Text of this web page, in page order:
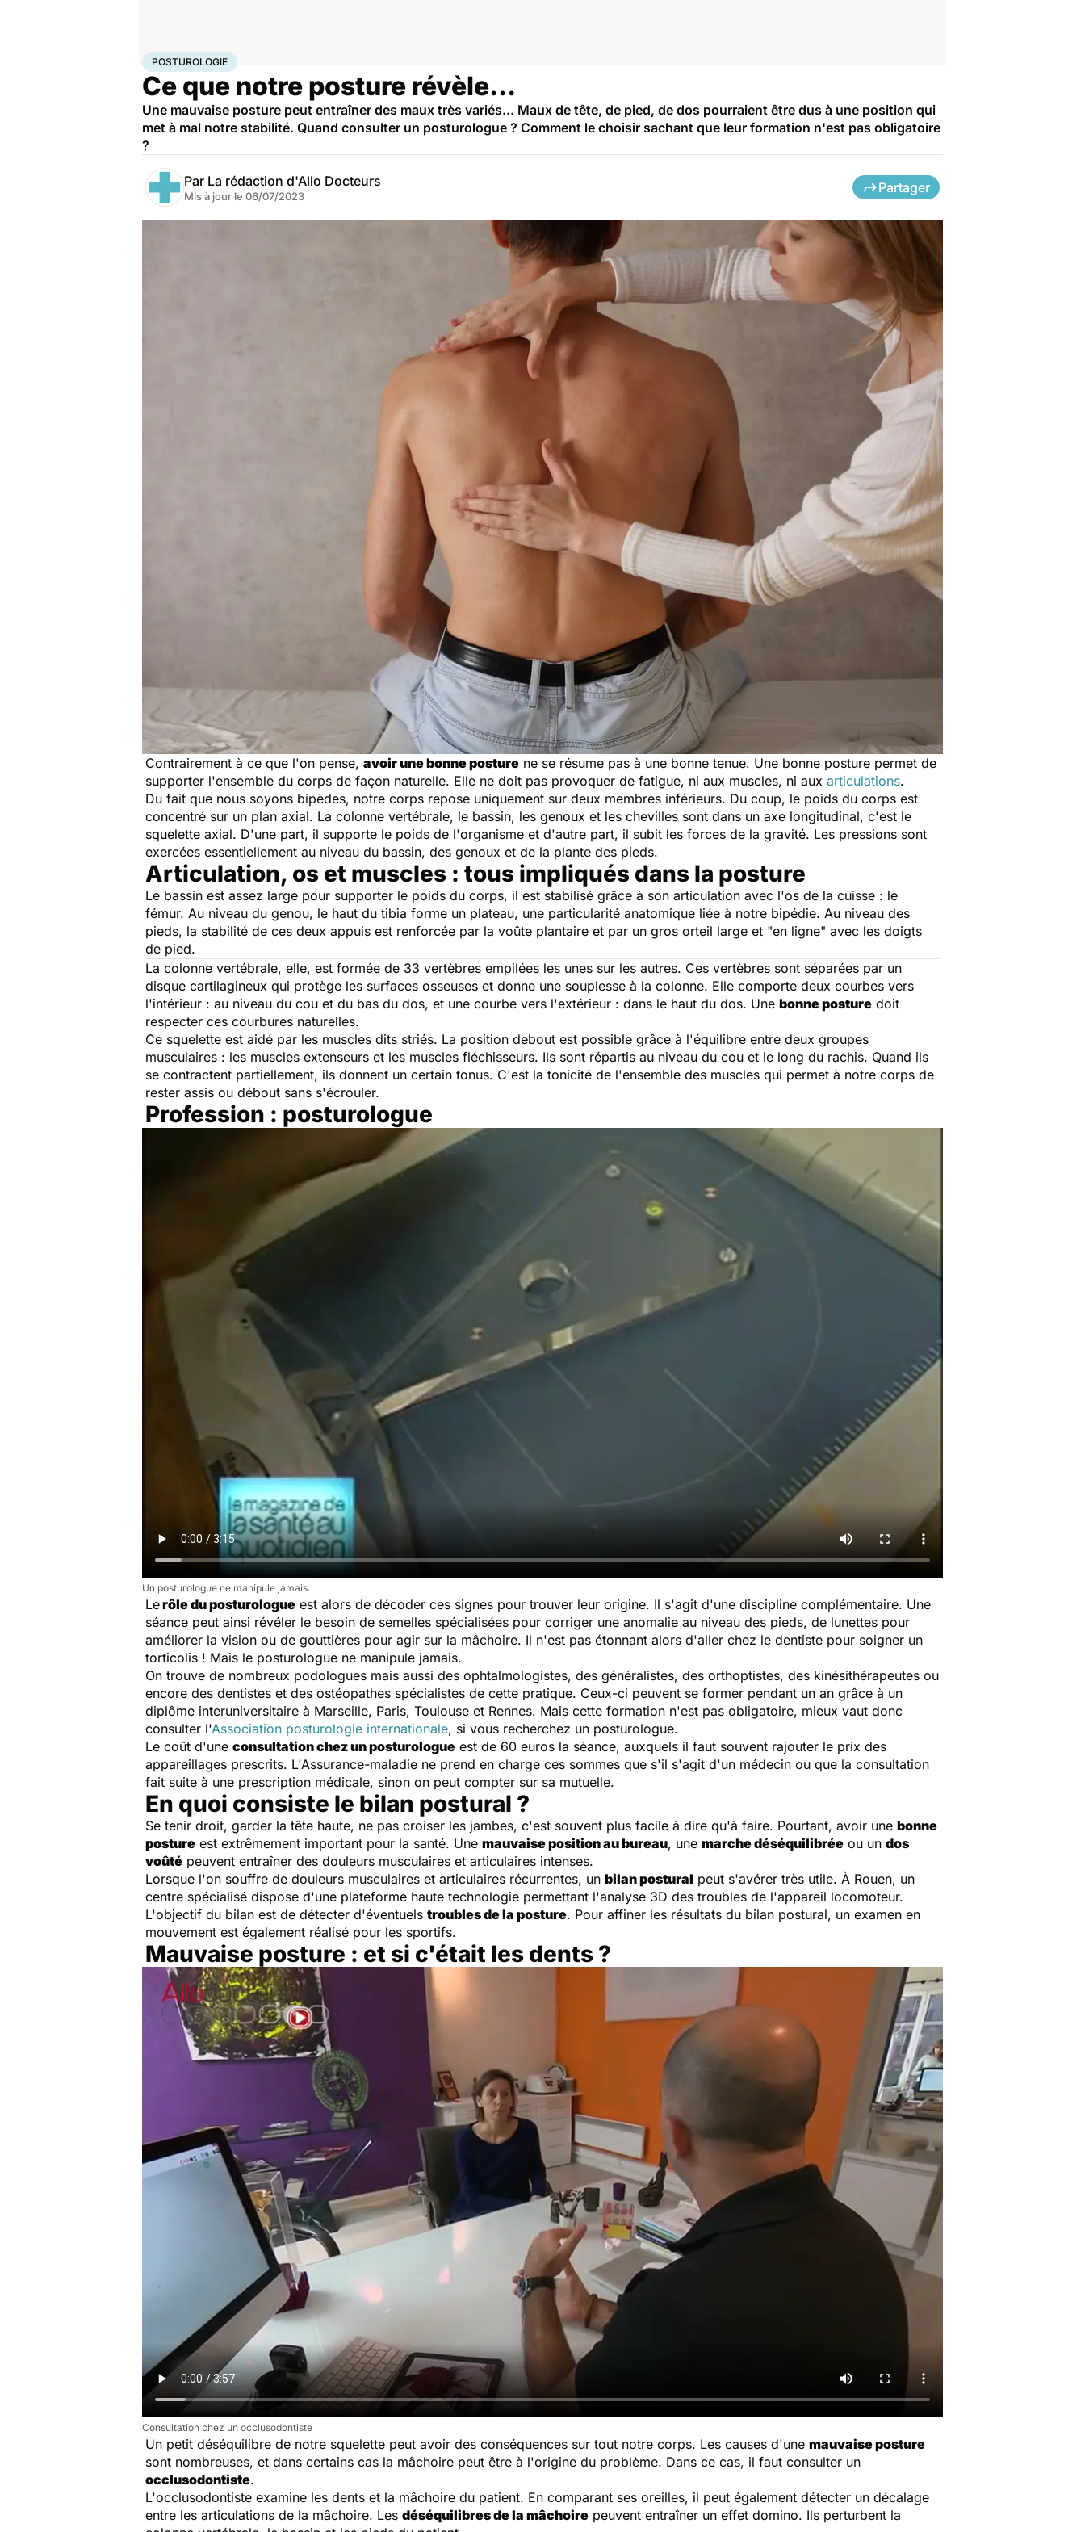
AccueilSanté Posturologie
POSTUROLOGIE
Ce que notre posture révèle...
Une mauvaise posture peut entraîner des maux très variés... Maux de tête, de pied, de dos pourraient être dus à une position qui
met à mal notre stabilité. Quand consulter un posturologue ? Comment le choisir sachant que leur formation n'est pas obligatoire
?
Par La rédaction d'Allo Docteurs
Mis à jour le 06/07/2023
Partager
Contrairement à ce que l'on pense, avoir une bonne posture ne se résume pas à une bonne tenue. Une bonne posture permet de
supporter l'ensemble du corps de façon naturelle. Elle ne doit pas provoquer de fatigue, ni aux muscles, ni aux articulations.
Du fait que nous soyons bipèdes, notre corps repose uniquement sur deux membres inférieurs. Du coup, le poids du corps est
concentré sur un plan axial. La colonne vertébrale, le bassin, les genoux et les chevilles sont dans un axe longitudinal, c'est le
squelette axial. D'une part, il supporte le poids de l'organisme et d'autre part, il subit les forces de la gravité. Les pressions sont
exercées essentiellement au niveau du bassin, des genoux et de la plante des pieds.
Articulation, os et muscles : tous impliqués dans la posture
Le bassin est assez large pour supporter le poids du corps, il est stabilisé grâce à son articulation avec l'os de la cuisse : le
fémur. Au niveau du genou, le haut du tibia forme un plateau, une particularité anatomique liée à notre bipédie. Au niveau des
pieds, la stabilité de ces deux appuis est renforcée par la voûte plantaire et par un gros orteil large et "en ligne" avec les doigts
de pied.
La colonne vertébrale, elle, est formée de 33 vertèbres empilées les unes sur les autres. Ces vertèbres sont séparées par un
disque cartilagineux qui protège les surfaces osseuses et donne une souplesse à la colonne. Elle comporte deux courbes vers
l'intérieur : au niveau du cou et du bas du dos, et une courbe vers l'extérieur : dans le haut du dos. Une bonne posture doit
respecter ces courbures naturelles.
Ce squelette est aidé par les muscles dits striés. La position debout est possible grâce à l'équilibre entre deux groupes
musculaires : les muscles extenseurs et les muscles fléchisseurs. Ils sont répartis au niveau du cou et le long du rachis. Quand ils
se contractent partiellement, ils donnent un certain tonus. C'est la tonicité de l'ensemble des muscles qui permet à notre corps de
rester assis ou débout sans s'écrouler.
Profession : posturologue
Un posturologue ne manipule jamais.
Lerôle du posturologue est alors de décoder ces signes pour trouver leur origine. Il s'agit d'une discipline complémentaire. Une
séance peut ainsi révéler le besoin de semelles spécialisées pour corriger une anomalie au niveau des pieds, de lunettes pour
améliorer la vision ou de gouttières pour agir sur la mâchoire. Il n'est pas étonnant alors d'aller chez le dentiste pour soigner un
torticolis ! Mais le posturologue ne manipule jamais.
On trouve de nombreux podologues mais aussi des ophtalmologistes, des généralistes, des orthoptistes, des kinésithérapeutes ou
encore des dentistes et des ostéopathes spécialistes de cette pratique. Ceux-ci peuvent se former pendant un an grâce à un
diplôme interuniversitaire à Marseille, Paris, Toulouse et Rennes. Mais cette formation n'est pas obligatoire, mieux vaut donc
consulter l'Association posturologie internationale, si vous recherchez un posturologue.
Le coût d'une consultation chez un posturologue est de 60 euros la séance, auxquels il faut souvent rajouter le prix des
appareillages prescrits. L'Assurance-maladie ne prend en charge ces sommes que s'il s'agit d'un médecin ou que la consultation
fait suite à une prescription médicale, sinon on peut compter sur sa mutuelle.
En quoi consiste le bilan postural ?
Se tenir droit, garder la tête haute, ne pas croiser les jambes, c'est souvent plus facile à dire qu'à faire. Pourtant, avoir une bonne
posture est extrêmement important pour la santé. Une mauvaise position au bureau, une marche déséquilibrée ou un dos
voûté peuvent entraîner des douleurs musculaires et articulaires intenses.
Lorsque l'on souffre de douleurs musculaires et articulaires récurrentes, un bilan postural peut s'avérer très utile. À Rouen, un
centre spécialisé dispose d'une plateforme haute technologie permettant l'analyse 3D des troubles de l'appareil locomoteur.
L'objectif du bilan est de détecter d'éventuels troubles de la posture. Pour affiner les résultats du bilan postural, un examen en
mouvement est également réalisé pour les sportifs.
Mauvaise posture : et si c'était les dents ?
Consultation chez un occlusodontiste
Un petit déséquilibre de notre squelette peut avoir des conséquences sur tout notre corps. Les causes d'une mauvaise posture
sont nombreuses, et dans certains cas la mâchoire peut être à l'origine du problème. Dans ce cas, il faut consulter un
occlusodontiste.
L'occlusodontiste examine les dents et la mâchoire du patient. En comparant ses oreilles, il peut également détecter un décalage
entre les articulations de la mâchoire. Les déséquilibres de la mâchoire peuvent entraîner un effet domino. Ils perturbent la